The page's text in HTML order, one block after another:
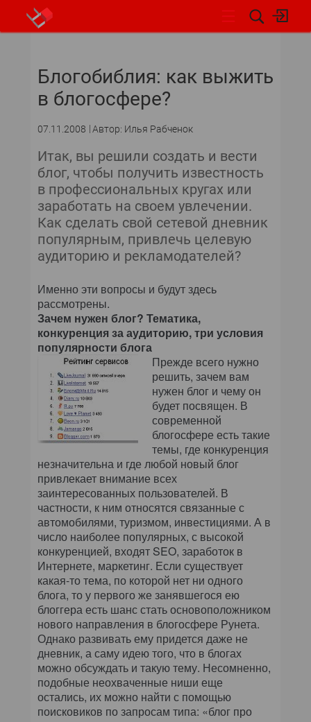
СОБЫТИЯ
НОВОСТИ
ОБЗОРЫ И РЕЙТИНГИ
Блогобиблия: как выжить
в блогосфере?
07.11.2008 Автор: Илья Рабченок
Итак, вы решили создать и вести
блог, чтобы получить известность
в профессиональных кругах или
заработать на своем увлечении.
Как сделать свой сетевой дневник
популярным, привлечь целевую
аудиторию и рекламодателей?
Именно эти вопросы и будут здесь
рассмотрены.
Зачем нужен блог? Тематика,
конкуренция за аудиторию, три условия
популярности блога
Прежде всего нужно
решить, зачем вам
нужен блог и чему он
будет посвящен. В
современной
блогосфере есть такие
темы, где конкуренция
незначительна и где любой новый блог
привлекает внимание всех
заинтересованных пользователей. В
частности, к ним относятся связанные с
автомобилями, туризмом, инвестициями. А в
число наиболее популярных, с высокой
конкуренцией, входят SEO, заработок в
Интернете, маркетинг. Если существует
какая-то тема, по которой нет ни одного
блога, то у первого же занявшегося ею
блоггера есть шанс стать основоположником
нового направления в блогосфере Рунета.
Однако развивать ему придется даже не
дневник, а саму идею того, что в блогах
можно обсуждать и такую тему. Несомненно,
подобные неохваченные ниши еще
остались, их можно найти с помощью
поисковиков по запросам типа: «блог про